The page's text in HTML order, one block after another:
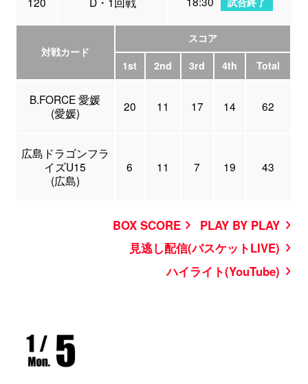
対戦カード
スコア
1st
2nd 3rd 4th Total
B.FORCE 愛媛
(愛媛)
20 11 17 14 62
広島ドラゴンフラ
イズU15
(広島)
6 11 7 19 43
BOX SCORE
PLAY BY PLAY
見逃し配信(バスケットLIVE)
ハイライト(YouTube)